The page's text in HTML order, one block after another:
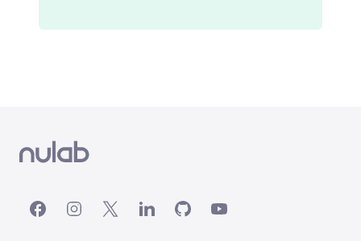
（新しいタブで開く）
（新しいタブで開く）
（新しいタブで開く）
（新しいタブで開く）
（新しいタブで開く）
（新しいタブで開く）